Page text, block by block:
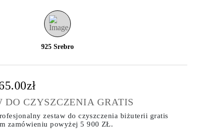
925 Srebro
DO CZYSZCZENIA GRATIS
zestaw do czyszczenia biżuterii gratis
zamówieniupowyżej 5 900 ZŁ.